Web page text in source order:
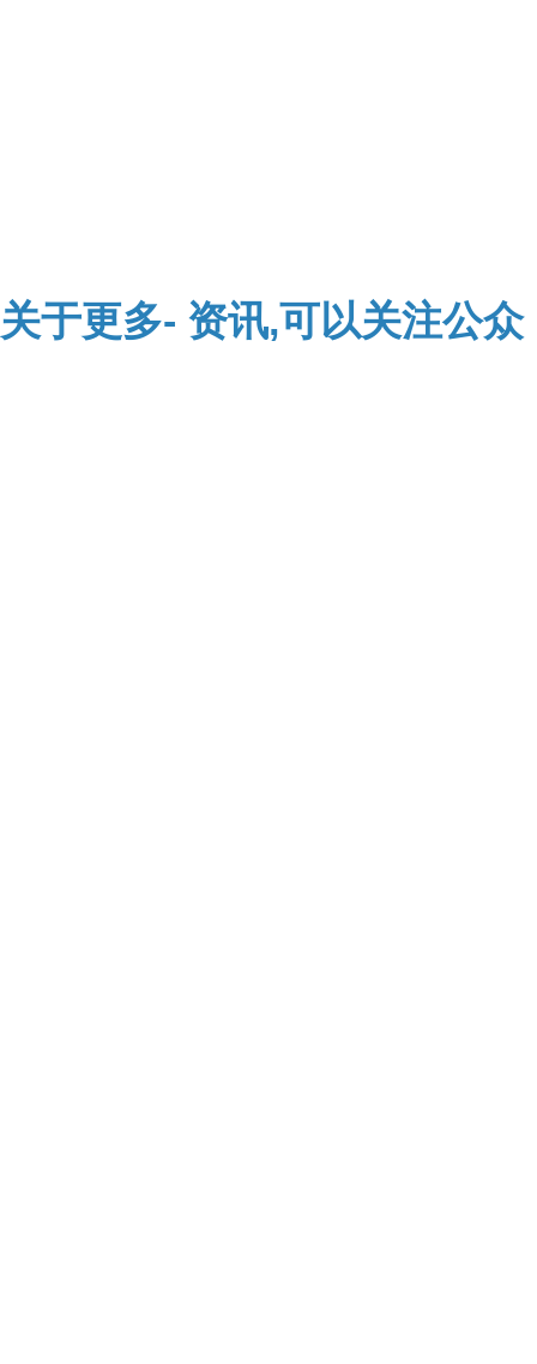
关于更多- 资讯,可以关注公众